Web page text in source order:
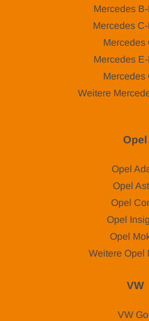
Mercedes
Mercedes
Mercedes
Mercedes
Mercedes
Weitere
Opel
Opel
Opel
Opel
Opel
Opel
Weitere Opel
VW
VW